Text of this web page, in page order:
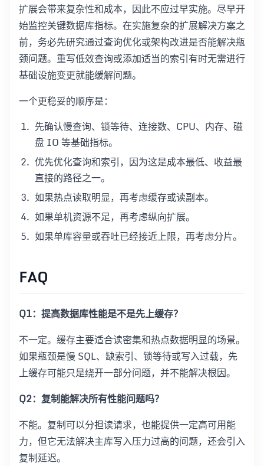
扩展会带来复杂性和成本，因此不应过早实施。尽早开
始监控关键数据库指标。在实施复杂的扩展解决方案之
前，务必先研究通过查询优化或架构改进是否能解决瓶
颈问题。重写低效查询或添加适当的索引有时无需进行
基础设施变更就能缓解问题。
一个更稳妥的顺序是：
先确认慢查询、锁等待、连接数、CPU、内存、磁
盘 IO 等基础指标。
优先优化查询和索引，因为这是成本最低、收益最
直接的路径之一。
如果热点读取明显，再考虑缓存或读副本。
如果单机资源不足，再考虑纵向扩展。
如果单库容量或吞吐已经接近上限，再考虑分片。
FAQ
Q1：提高数据库性能是不是先上缓存？
不一定。缓存主要适合读密集和热点数据明显的场景。
如果瓶颈是慢 SQL、缺索引、锁等待或写入过载，先
上缓存可能只是绕开一部分问题，并不能解决根因。
Q2：复制能解决所有性能问题吗？
不能。复制可以分担读请求，也能提供一定高可用能
力，但它无法解决主库写入压力过高的问题，还会引入
复制延迟。